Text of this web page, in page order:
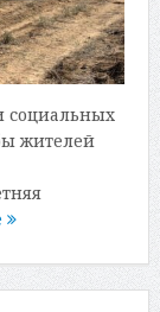
социальных
жителей